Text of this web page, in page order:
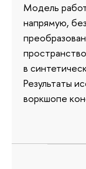
Модель
напрямую,
в
Результаты
воркшопе